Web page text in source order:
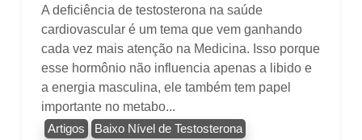
A deficiência de testosterona na saúde
cardiovascular é um tema que vem ganhando
cada vez mais atenção na Medicina. Isso porque
esse hormônio não influencia apenas a libido e
a energia masculina, ele também tem papel
importante no metabo...
Artigos Baixo Nível de Testosterona